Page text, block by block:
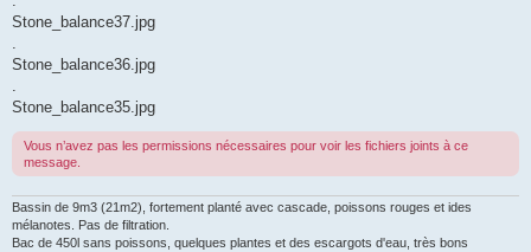
Stone_balance37.jpg
Stone_balance36.jpg
Stone_balance35.jpg
Vous n’avez pas les permissions nécessaires pour voir les fichiers joints à ce
message.
Bassin de 9m3 (21m2), fortement planté avec cascade, poissons rouges et ides
mélanotes. Pas de filtration.
Bac de 450l sans poissons, quelques plantes et des escargots d'eau, très bons